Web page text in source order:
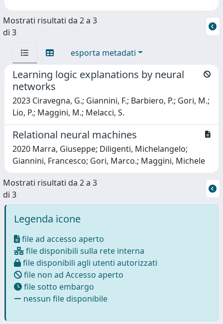
Mostrati risultati da 2 a 3
di 3
esporta metadati
Learning logic explanations by neural
networks
2023 Ciravegna, G.; Giannini, F.; Barbiero, P.; Gori, M.;
Lio, P.; Maggini, M.; Melacci, S.
Relational neural machines
2020 Marra, Giuseppe; Diligenti, Michelangelo;
Giannini, Francesco; Gori, Marco.; Maggini, Michele
Mostrati risultati da 2 a 3
di 3
Legenda icone
file ad accesso aperto
file disponibili sulla rete interna
file disponibili agli utenti autorizzati
file non ad Accesso aperto
file sotto embargo
nessun file disponibile